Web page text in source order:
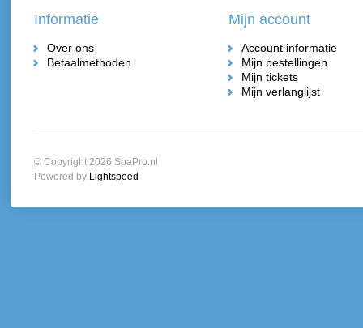
Informatie
Over ons
Betaalmethoden
Mijn account
Account informatie
Mijn bestellingen
Mijn tickets
Mijn verlanglijst
© Copyright 2026 SpaPro.nl
Powered by Lightspeed